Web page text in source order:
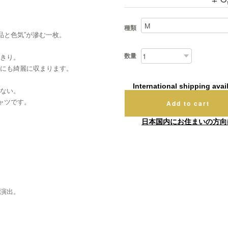
色気”が滲む一枚。
り。
も綺麗に収まります。
い。
です。
出。
種類
数量
International shipping
Add to cart
日本国内にお住まいの方